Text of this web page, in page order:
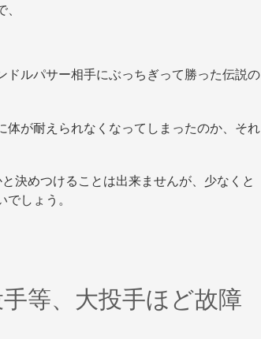
ルパサー相手にぶっちぎって勝った伝説の
が耐えられなくなってしまったのか、それ
決めつけることは出来ませんが、少なくと
しょう。
等、大投手ほど故障